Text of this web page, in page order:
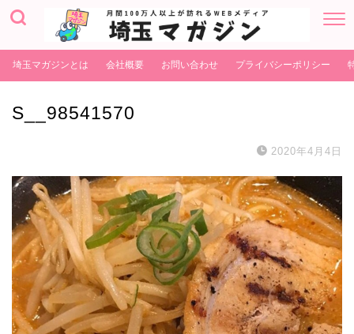
埼玉マガジンとは 会社概要 お問い合わせ プライバシーポリシー
S__98541570
2020年4月4日